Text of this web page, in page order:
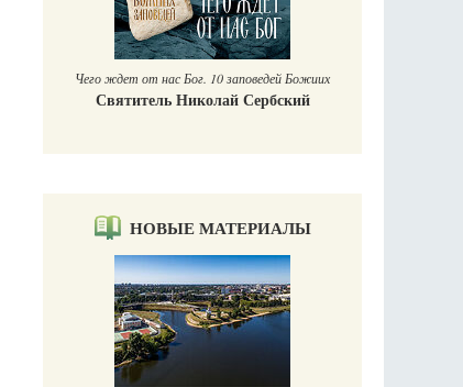
Чего ждет от нас Бог. 10 заповедей Божиих
Святитель Николай Сербский
НОВЫЕ МАТЕРИАЛЫ